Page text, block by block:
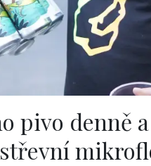
pivo denně